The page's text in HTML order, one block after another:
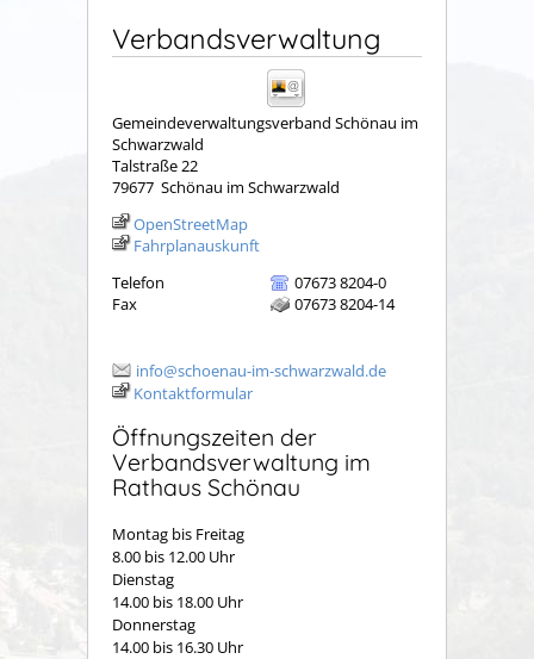
Verbandsverwaltung
Gemeindeverwaltungsverband Schönau im
Schwarzwald
Talstraße 22
79677 Schönau im Schwarzwald
OpenStreetMap
Fahrplanauskunft
Telefon
07673 8204-0
Fax
07673 8204-14
info@schoenau-im-schwarzwald.de
Kontaktformular
Öffnungszeiten der
Verbandsverwaltung im
Rathaus Schönau
Montag bis Freitag
8.00 bis 12.00 Uhr
Dienstag
14.00 bis 18.00 Uhr
Donnerstag
14.00 bis 16.30 Uhr